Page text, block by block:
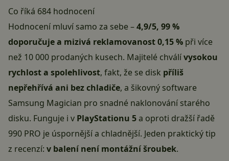
Co říká 684 hodnocení
Hodnocení mluví samo za sebe –4,9/5, 99 %
doporučuje a mizivá reklamovanost 0,15 % při více
než 10 000 prodaných kusech. Majitelé chválívysokou
rychlost a spolehlivost, fakt, že se disk příliš
nepřehřívá ani bez chladiče, a šikovný software
Samsung Magician pro snadné naklonování starého
disku. Funguje i v PlayStationu 5a oproti dražší řadě
990 PRO je úspornější a chladnější. Jeden praktický tip
z recenzí: v balení není montážní šroubek.